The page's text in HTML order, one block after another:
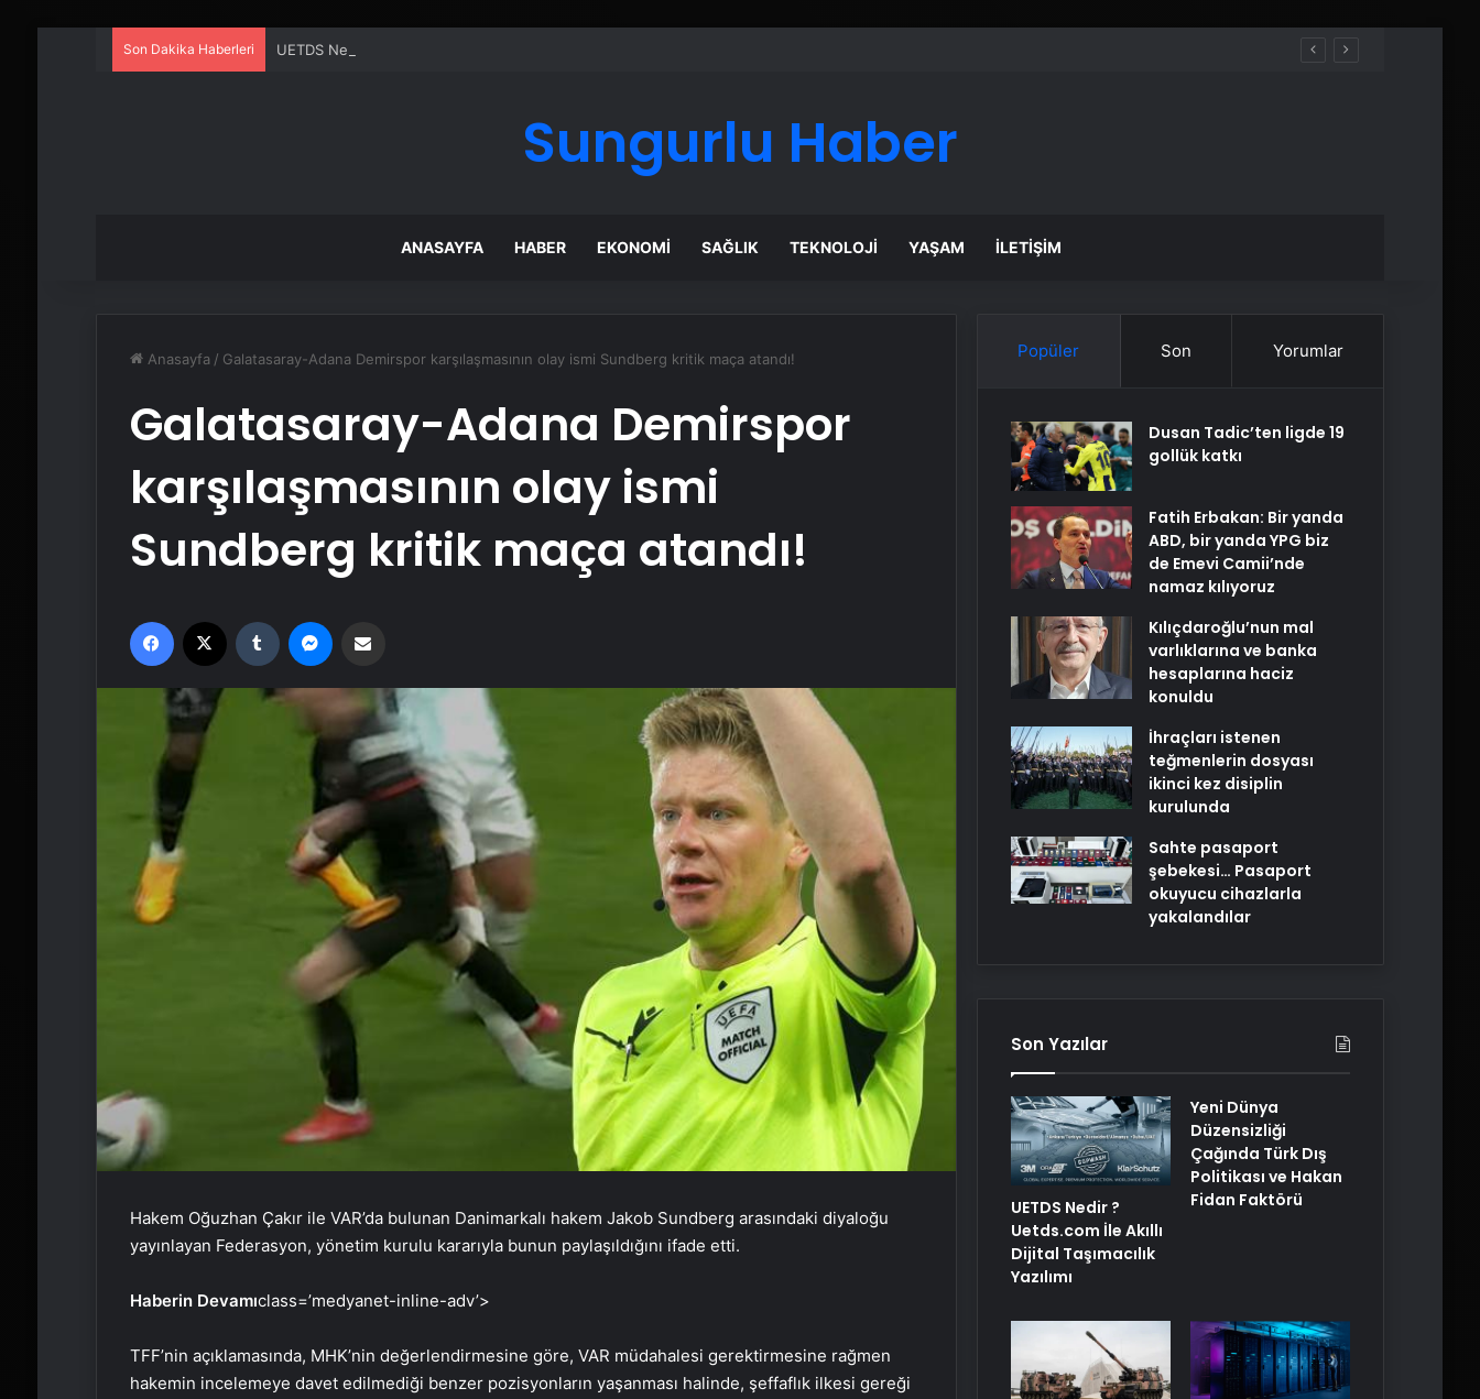
Son Dakika Haberleri UETDS Nedir ? Uetds.com İle Akıllı Dijital Taşımacılık Yazılımı
Sungurlu Haber
ANASAYFA HABER EKONOMI SAĞLIK TEKNOLOJI YAŞAM İLETIŞIM
Anasayfa / Galatasaray-Adana Demirspor karşılaşmasının olay ismi Sundberg kritik maça atandı!
Galatasaray-Adana Demirspor
karşılaşmasının olay ismi
Sundberg kritik maça atandı!
Facebook Tumblr
Hakem Oğuzhan Çakır ile VAR’da bulunan Danimarkalı hakem Jakob Sundberg arasındaki diyaloğu
yayınlayan Federasyon, yönetim kurulu kararıyla bunun paylaşıldığını ifade etti.
Haberin Devamıclass=’medyanet-inline-adv’>
TFF’nin açıklamasında, MHK’nin değerlendirmesine göre, VAR müdahalesi gerektirmesine rağmen
hakemin incelemeye davet edilmediği benzer pozisyonların yaşanması halinde, şeffaflık ilkesi gereği
Popüler Son Yorumlar
Dusan Tadic’ten ligde 19
gollük katkı
Fatih Erbakan: Bir yanda
ABD, bir yanda YPG biz
de Emevi Camii’nde
namaz kılıyoruz
Kılıçdaroğlu’nun mal
varlıklarına ve banka
hesaplarına haciz
konuldu
İhraçları istenen
teğmenlerin dosyası
ikinci kez disiplin
kurulunda
Sahte pasaport
şebekesi… Pasaport
okuyucu cihazlarla
yakalandılar
Son Yazılar
UETDS Nedir ?
Uetds.com İle Akıllı
Dijital Taşımacılık
Yazılımı
Yeni Dünya
Düzensizliği
Çağında Türk Dış
Politikası ve Hakan
Fidan Faktörü